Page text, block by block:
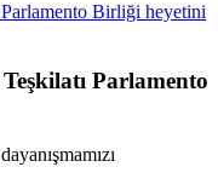
Birliği heyetini
Parlamento